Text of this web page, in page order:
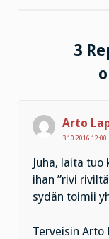
3
Arto
3.10.2016 12:00
Juha, laita tuo
ihan ”rivi
sydän toimii
Terveisin Arto